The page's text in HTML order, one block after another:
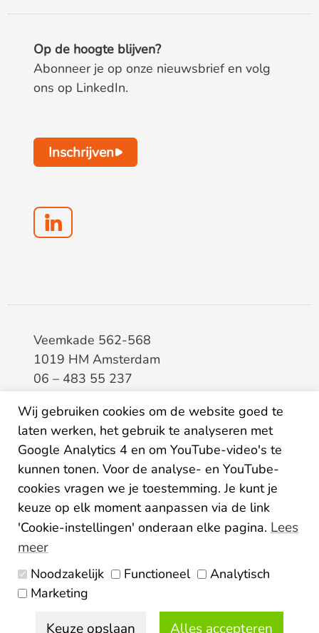
Op de hoogte blijven?
Abonneer je op onze nieuwsbrief en volg
ons op LinkedIn.
Inschrijven
Veemkade 562-568
1019 HM Amsterdam
06 – 483 55 237
BTW8133.20.343.B.01
KvK34207150
IBANNL26ABNA0507435125
Algemene voorwaarden
Disclaimer Colofon
Wij gebruiken cookies om de website goed te
laten werken, het gebruik te analyseren met
Google Analytics 4 en om YouTube-video's te
kunnen tonen. Voor de analyse- en YouTube-
cookies vragen we je toestemming. Je kunt je
keuze op elk moment aanpassen via de link
'Cookie-instellingen' onderaan elke pagina. Lees
meer
Noodzakelijk Functioneel
Analytisch
Marketing
Keuze opslaan Alles accepteren